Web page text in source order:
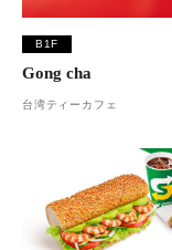
B1F
Gong cha
台湾ティーカフェ